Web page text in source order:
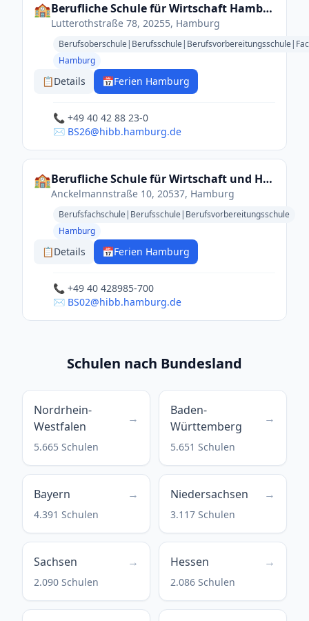
🏫 Berufliche Schule für Wirtschaft Hamburg-Eimsbüttel
Lutterothstraße 78, 20255, Hamburg
Hamburg
📋Details 📅Ferien Hamburg
📞 +49 40 42 88 23-0
✉️ BS26@hibb.hamburg.de
🏫 Berufliche Schule für Wirtschaft und Handel Hamburg - Mitte
Anckelmannstraße 10, 20537, Hamburg
Berufsfachschule|Berufsschule|Berufsvorbereitungsschule
Hamburg
📋Details 📅Ferien Hamburg
📞 +49 40 428985-700
✉️ BS02@hibb.hamburg.de
Schulen nach Bundesland
Nordrhein-
Westfalen
→
5.665 Schulen
Baden-
Württemberg
→
5.651 Schulen
Bayern →
4.391 Schulen
Niedersachsen →
3.117 Schulen
Sachsen →
2.090 Schulen
Hessen →
2.086 Schulen